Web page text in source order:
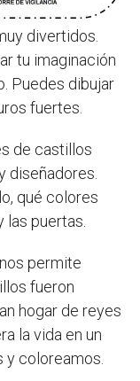
divertidos.
tu imaginación
Puedes dibujar
fuertes.
de castillos
diseñadores.
qué colores
las puertas.
permite
fueron
hogar de reyes
la vida en un
y coloreamos.